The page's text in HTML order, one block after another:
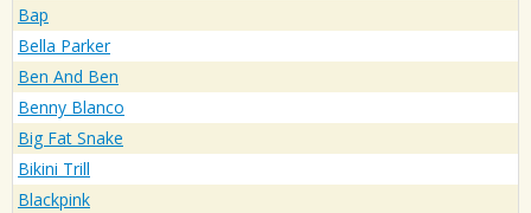
Bap
Bella Parker
Ben And Ben
Benny Blanco
Big Fat Snake
Bikini Trill
Blackpink